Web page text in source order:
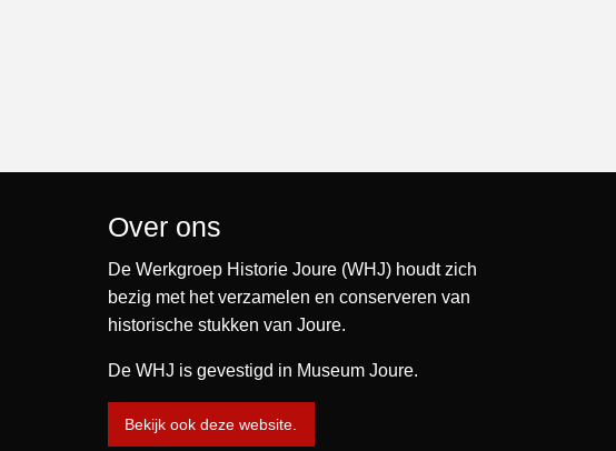
Over ons
De Werkgroep Historie Joure (WHJ) houdt zich
bezig met het verzamelen en conserveren van
historische stukken van Joure.
De WHJ is gevestigd in Museum Joure.
Bekijk ook deze website.